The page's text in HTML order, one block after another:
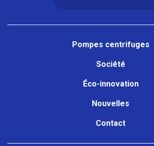
Pompes centrifuges
Société
Éco-innovation
Nouvelles
Contact